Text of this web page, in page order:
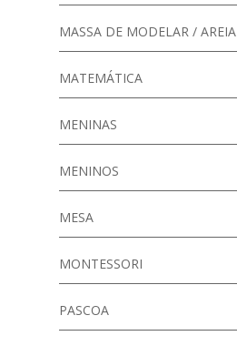
MASSA DE MODELAR / AREIA
MATEMÁTICA
MENINAS
MENINOS
MESA
MONTESSORI
PASCOA